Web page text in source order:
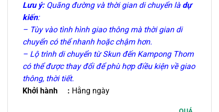
Lưu ý: Quãng đường và thời gian di chuyển là dự
kiến:
– Tùy vào tình hình giao thông mà thời gian di
chuyển có thể nhanh hoặc chậm hơn.
– Lộ trình di chuyển từ Skun đến Kampong Thom
có thể được thay đổi để phù hợp điều kiện về giao
thông, thời tiết.
Khởi hành : Hằng ngày